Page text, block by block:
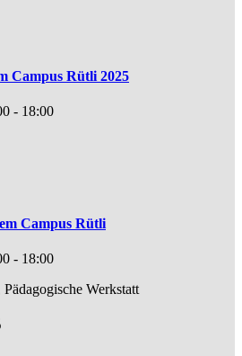
Campus Rütli 2025
- 18:00
Campus Rütli
- 18:00
Werkstatt